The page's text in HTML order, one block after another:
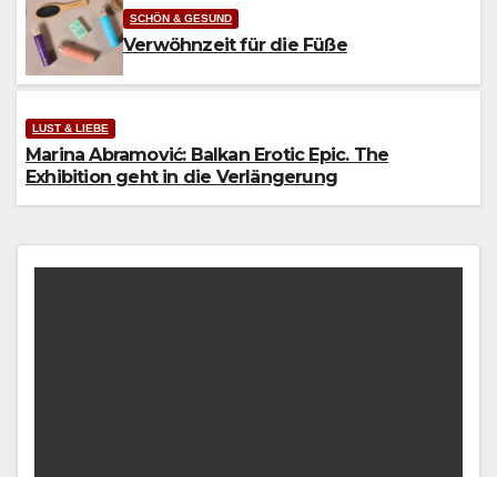
SCHÖN & GESUND
Verwöhnzeit für die Füße
LUST & LIEBE
Marina Abramović: Balkan Erotic Epic. The
Exhibition geht in die Verlängerung